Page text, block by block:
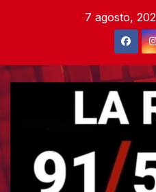
7 agosto,